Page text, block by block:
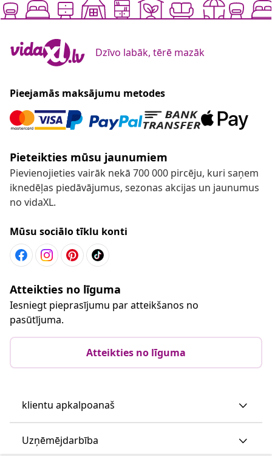
Dzīvo labāk, tērē mazāk
Pieejamās maksājumu metodes
Pieteikties mūsu jaunumiem
Pievienojieties vairāk nekā 700 000 pircēju, kuri saņem
iknedēļas piedāvājumus, sezonas akcijas un jaunumus
no vidaXL.
Mūsu sociālo tīklu konti
Atteikties no līguma
Iesniegt pieprasījumu par atteikšanos no
pasūtījuma.
Atteikties no līguma
klientu apkalpoanaš
Uzņēmējdarbība